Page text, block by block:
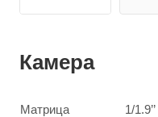
Камера
Матрица
1/